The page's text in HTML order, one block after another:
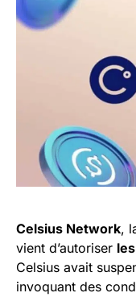
Celsius Network,
vient d’autoriser
Celsius avait
invoquant des